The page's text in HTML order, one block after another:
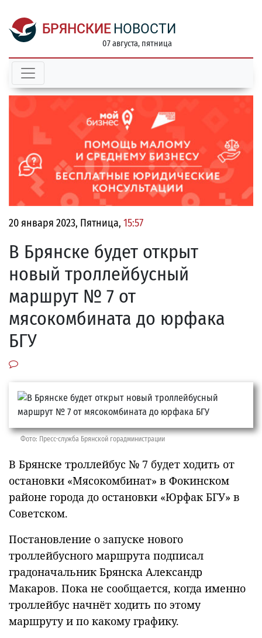
БРЯНСКИЕ НОВОСТИ
07 августа, пятница
20 января 2023, Пятница, 15:57
В Брянске будет открыт
новый троллейбусный
маршрут № 7 от
мясокомбината до юрфака
БГУ
Фото: Пресс-служба Брянской горадминистрации
В Брянске троллейбус № 7 будет ходить от
остановки «Мясокомбинат» в Фокинском
районе города до остановки «Юрфак БГУ» в
Советском.
Постановление о запуске нового
троллейбусного маршрута подписал
градоначальник Брянска Александр
Макаров. Пока не сообщается, когда именно
троллейбус начнёт ходить по этому
маршруту и по какому графику.